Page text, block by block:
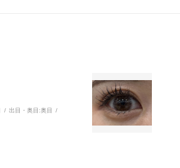
出目・奥目:奥目